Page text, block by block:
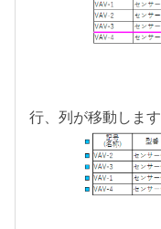
行、列が移動します